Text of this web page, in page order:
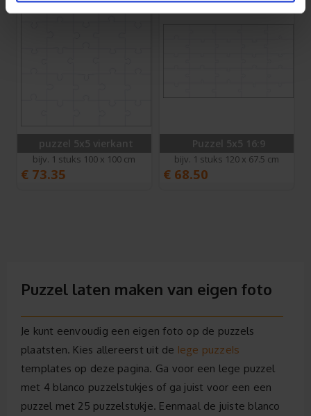
puzzel 5x5 vierkant
bijv. 1 stuks 100 x 100 cm
€ 73.35
Puzzel 5x5 16:9
bijv. 1 stuks 120 x 67.5 cm
€ 68.50
Puzzel laten maken van eigen foto
Je kunt eenvoudig een eigen foto op de puzzels
plaatsten. Kies allereerst uit de lege puzzels
templates op deze pagina. Ga voor een lege puzzel
met 4 blanco puzzelstukjes of ga juist voor een een
puzzel met 25 puzzelstukje. Eenmaal de juiste blanco